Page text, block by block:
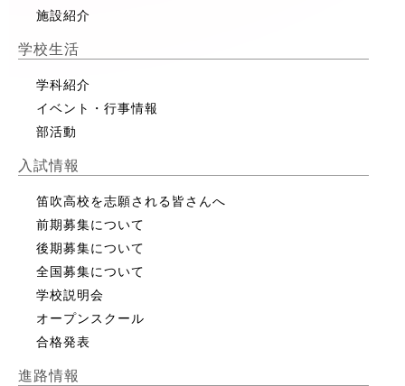
施設紹介
学校生活
学科紹介
イベント・行事情報
部活動
入試情報
笛吹高校を志願される皆さんへ
前期募集について
後期募集について
全国募集について
学校説明会
オープンスクール
合格発表
進路情報